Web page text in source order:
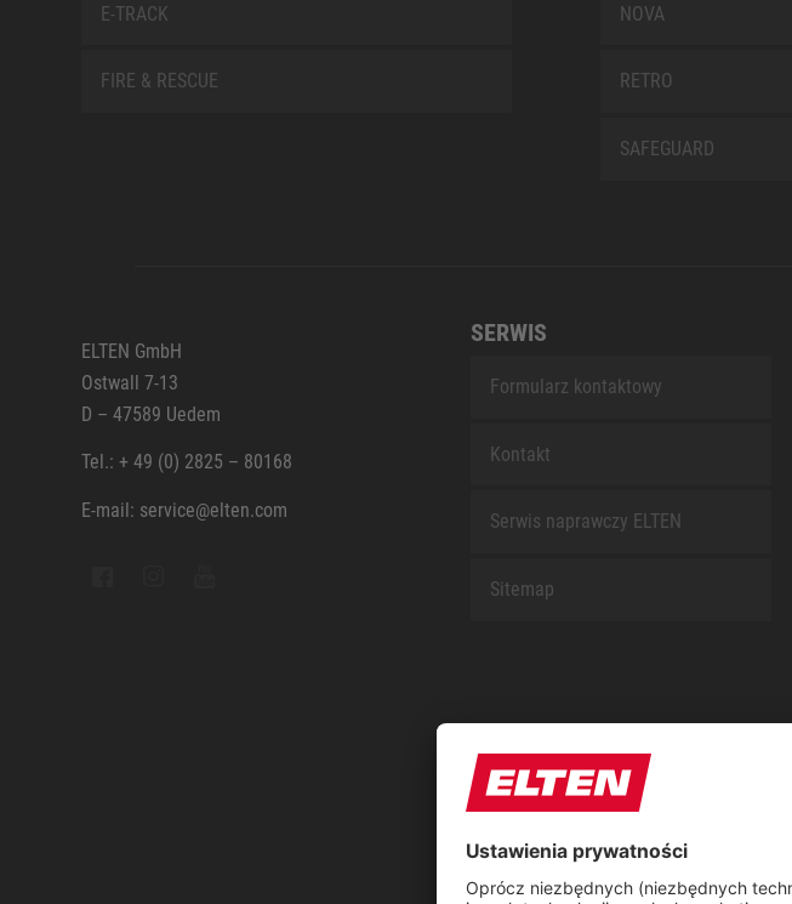
E-TRACK
FIRE & RESCUE
NOVA
RETRO
SAFEGUARD
ELTEN GmbH
Ostwall 7-13
D – 47589 Uedem
Tel.: + 49 (0) 2825 – 80168
E-mail: service@elten.com
SERWIS
Formularz kontaktowy
Kontakt
Serwis naprawczy ELTEN
Sitemap